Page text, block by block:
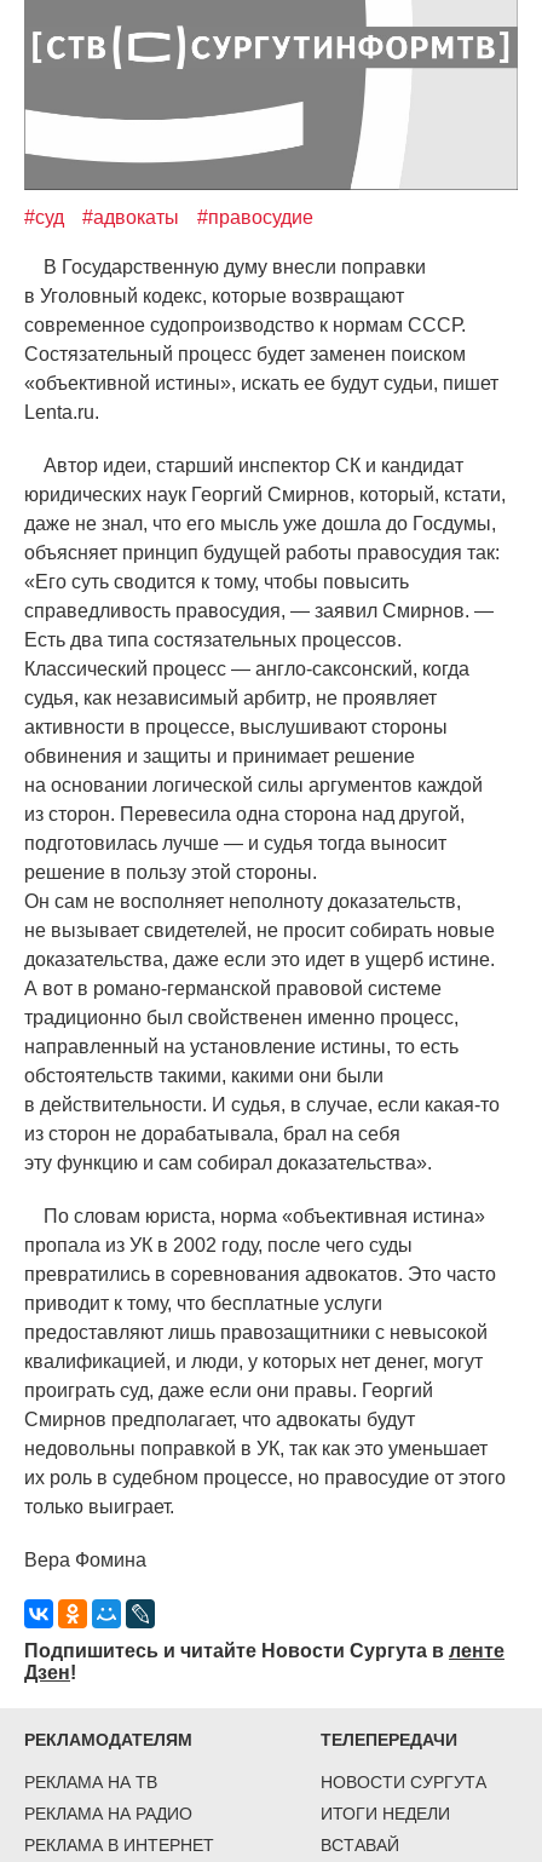
#суд #адвокаты #правосудие
В Государственную думу внесли поправки
в Уголовный кодекс, которые возвращают
современное судопроизводство к нормам СССР.
Состязательный процесс будет заменен поиском
«объективной истины», искать ее будут судьи, пишет
Lenta.ru.
Автор идеи, старший инспектор СК и кандидат
юридических наук Георгий Смирнов, который, кстати,
даже не знал, что его мысль уже дошла до Госдумы,
объясняет принцип будущей работы правосудия так:
«Его суть сводится к тому, чтобы повысить
справедливость правосудия, — заявил Смирнов. —
Есть два типа состязательных процессов.
Классический процесс — англо-саксонский, когда
судья, как независимый арбитр, не проявляет
активности в процессе, выслушивают стороны
обвинения и защиты и принимает решение
на основании логической силы аргументов каждой
из сторон. Перевесила одна сторона над другой,
подготовилась лучше — и судья тогда выносит
решение в пользу этой стороны.
Он сам не восполняет неполноту доказательств,
не вызывает свидетелей, не просит собирать новые
доказательства, даже если это идет в ущерб истине.
А вот в романо-германской правовой системе
традиционно был свойственен именно процесс,
направленный на установление истины, то есть
обстоятельств такими, какими они были
в действительности. И судья, в случае, если какая-то
из сторон не дорабатывала, брал на себя
эту функцию и сам собирал доказательства».
По словам юриста, норма «объективная истина»
пропала из УК в 2002 году, после чего суды
превратились в соревнования адвокатов. Это часто
приводит к тому, что бесплатные услуги
предоставляют лишь правозащитники с невысокой
квалификацией, и люди, у которых нет денег, могут
проиграть суд, даже если они правы. Георгий
Смирнов предполагает, что адвокаты будут
недовольны поправкой в УК, так как это уменьшает
их роль в судебном процессе, но правосудие от этого
только выиграет.
Вера Фомина
Подпишитесь и читайте Новости Сургута в ленте
Дзен!
РЕКЛАМОДАТЕЛЯМ
РЕКЛАМА НА ТВ
РЕКЛАМА НА РАДИО
РЕКЛАМА В ИНТЕРНЕТ
ТЕЛЕПЕРЕДАЧИ
НОВОСТИ СУРГУТА
ИТОГИ НЕДЕЛИ
ВСТАВАЙ